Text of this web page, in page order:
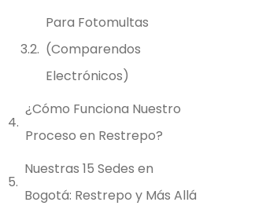
Para Fotomultas
(Comparendos
Electrónicos)
¿Cómo Funciona Nuestro
Proceso en Restrepo?
Nuestras 15 Sedes en
Bogotá: Restrepo y Más Allá